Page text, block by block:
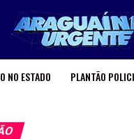
NO ESTADO PLANTÃO